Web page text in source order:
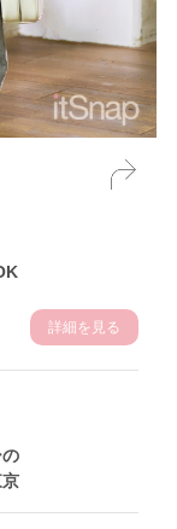
詳細を見る